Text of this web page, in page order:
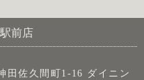
前店
田佐久間町1-16 ダイニン